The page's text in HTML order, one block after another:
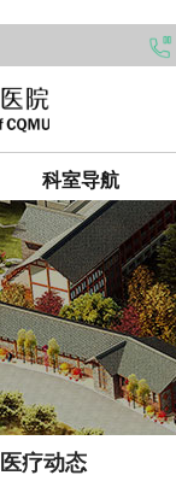
科室导航
医疗动态